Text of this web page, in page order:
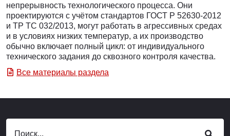
непрерывность технологического процесса. Они
проектируются с учётом стандартов ГОСТ Р 52630-2012
и ТР ТС 032/2013, могут работать в агрессивных средах
и в условиях низких температур, а их производство
обычно включает полный цикл: от индивидуального
технического задания до сквозного контроля качества.
Все материалы раздела